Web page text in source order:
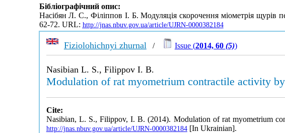
Бібліографічний опис:
Насібян Л. С., Філіппов І. Б. Модуляція скорочення міометрія щурів
62-72. URL: http://jnas.nbuv.gov.ua/article/UJRN-0000382184
Fiziolohichnyi zhurnal / Issue (2014, 60 (5))
Nasibian L. S., Filippov I. B.
Modulation of rat myometrium contractile activity
Cite:
Nasibian, L. S., Filippov, I. B. (2014). Modulation of rat myometrium
http://jnas.nbuv.gov.ua/article/UJRN-0000382184[In Ukrainian].